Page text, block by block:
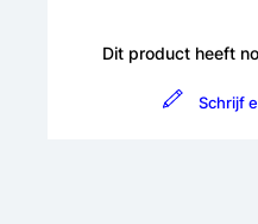
Dit product heeft
Schrijf